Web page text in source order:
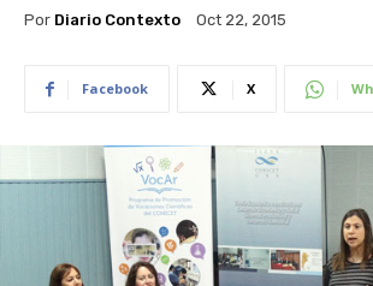
Por Diario Contexto Oct 22, 2015
Facebook X